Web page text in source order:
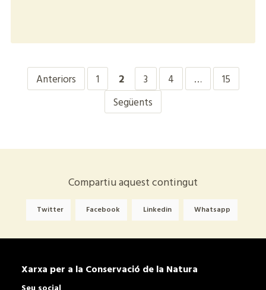
Anteriors 1 2 3 4 …
15
Següents
Compartiu aquest contingut
Twitter Facebook Linkedin Whatsapp
Xarxa per a la Conservació de la Natura